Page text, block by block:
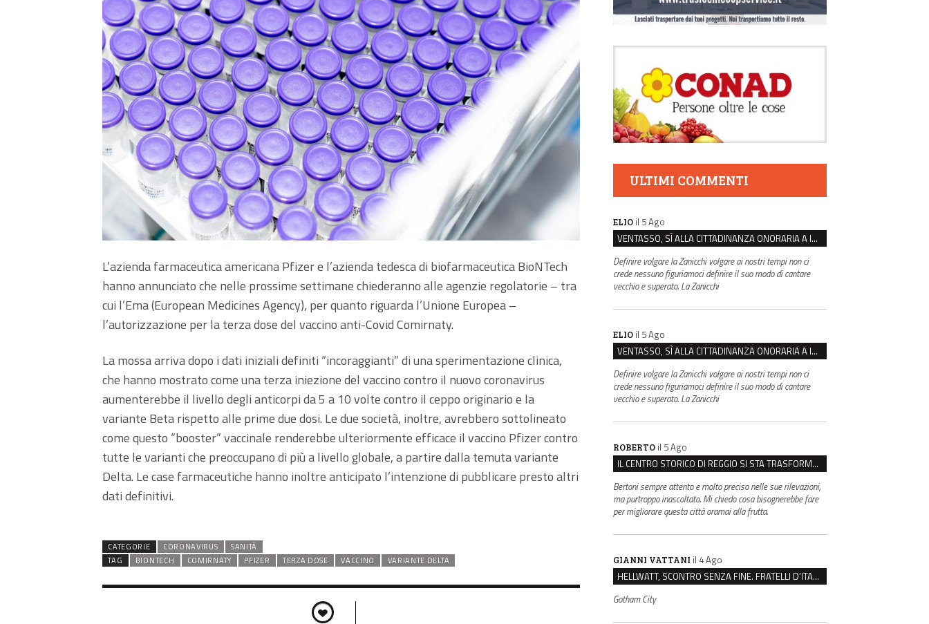
L’azienda farmaceutica americana Pfizer e l’azienda tedesca di biofarmaceutica BioNTech
hanno annunciato che nelle prossime settimane chiederanno alle agenzie regolatorie – tra
cui l’Ema (European Medicines Agency), per quanto riguarda l’Unione Europea –
l’autorizzazione per la terza dose del vaccino anti-Covid Comirnaty.
La mossa arriva dopo i dati iniziali definiti “incoraggianti” di una sperimentazione clinica,
che hanno mostrato come una terza iniezione del vaccino contro il nuovo coronavirus
aumenterebbe il livello degli anticorpi da 5 a 10 volte contro il ceppo originario e la
variante Beta rispetto alle prime due dosi. Le due società, inoltre, avrebbero sottolineato
come questo “booster” vaccinale renderebbe ulteriormente efficace il vaccino Pfizer contro
tutte le varianti che preoccupano di più a livello globale, a partire dalla temuta variante
Delta. Le case farmaceutiche hanno inoltre anticipato l’intenzione di pubblicare presto altri
dati definitivi.
CATEGORIE CORONAVIRUS
SANITÀ
TAG
BIONTECH COMIRNATY PFIZER TERZA DOSE VACCINO VARIANTE DELTA
ULTIMI COMMENTI
ELIO il 5 Ago
VENTASSO, SÌ ALLA CITTADINANZA ONORARIA A IVA ZANICCHI. MA BARGIACCHI: “È DI PESSIMO GUSTO”
Definire volgare la Zanicchi volgare ai nostri tempi non ci
crede nessuno figuriamoci definire il suo modo di cantare
vecchio e superato. La Zanicchi
ELIO il 5 Ago
VENTASSO, SÌ ALLA CITTADINANZA ONORARIA A IVA ZANICCHI. MA BARGIACCHI: “È DI PESSIMO GUSTO”
Definire volgare la Zanicchi volgare ai nostri tempi non ci
crede nessuno figuriamoci definire il suo modo di cantare
vecchio e superato. La Zanicchi
ROBERTO il 5 Ago
IL CENTRO STORICO DI REGGIO SI STA TRASFORMANDO, E NON IN MEGLIO
Bertoni sempre attento e molto preciso nelle sue rilevazioni,
ma purtroppo inascoltato. Mi chiedo cosa bisognerebbe fare
per migliorare questa città oramai alla frutta.
GIANNI VATTANI il 4 Ago
HELLWATT, SCONTRO SENZA FINE. FRATELLI D’ITALIA: “MILANI PORTA DOCUMENTI, DE FRANCO INSULTI”
Gotham City